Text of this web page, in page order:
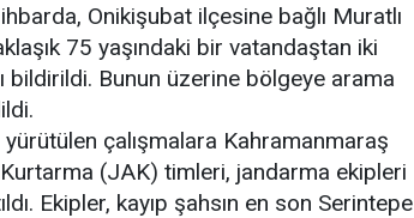
Onikişubat ilçesine bağlı Muratlı
75 yaşındaki bir vatandaştan iki
bildirildi. Bunun üzerine bölgeye arama
çalışmalara Kahramanmaraş
(JAK) timleri, jandarma ekipleri
Ekipler, kayıp şahsın en son Serintepe